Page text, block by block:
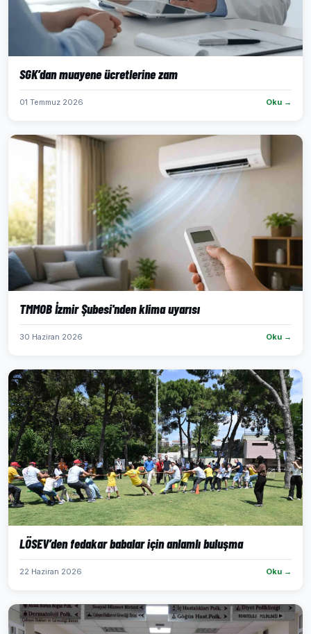
SGK’dan muayene ücretlerine zam
01 Temmuz 2026 Oku →
TMMOB İzmir Şubesi'nden klima uyarısı
30 Haziran 2026 Oku →
LÖSEV’den fedakar babalar için anlamlı buluşma
22 Haziran 2026 Oku →